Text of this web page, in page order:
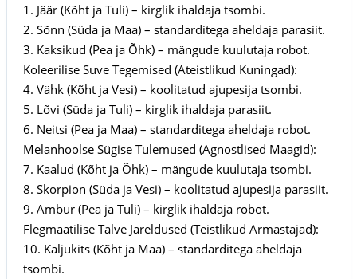
1. Jäär (Kõht ja Tuli) – kirglik ihaldaja tsombi.
2. Sõnn (Süda ja Maa) – standarditega aheldaja parasiit.
3. Kaksikud (Pea ja Õhk) – mängude kuulutaja robot.
Koleerilise Suve Tegemised (Ateistlikud Kuningad):
4. Vähk (Kõht ja Vesi) – koolitatud ajupesija tsombi.
5. Lõvi (Süda ja Tuli) – kirglik ihaldaja parasiit.
6. Neitsi (Pea ja Maa) – standarditega aheldaja robot.
Melanhoolse Sügise Tulemused (Agnostlised Maagid):
7. Kaalud (Kõht ja Õhk) – mängude kuulutaja tsombi.
8. Skorpion (Süda ja Vesi) – koolitatud ajupesija parasiit.
9. Ambur (Pea ja Tuli) – kirglik ihaldaja robot.
Flegmaatilise Talve Järeldused (Teistlikud Armastajad):
10. Kaljukits (Kõht ja Maa) – standarditega aheldaja
tsombi.